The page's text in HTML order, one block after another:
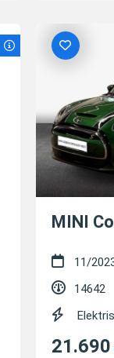
MINI
11/
14642
21.690